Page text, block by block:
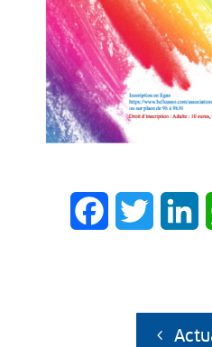
FacebookTwitter